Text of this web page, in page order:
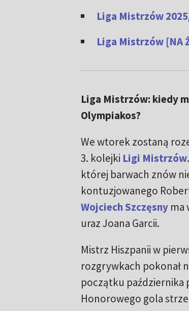
Liga Mistrzów
Liga Mistrzów [NA
Liga Mistrzów: kiedy
Olympiakos?
We wtorek zostaną
3. kolejki Ligi Mistrzów
której barwach znów
kontuzjowanego
Wojciech Szczęsnyma
uraz Joana Garcii.
Mistrz Hiszpanii w
rozgrywkach pokonał
początku października
Honorowego gola